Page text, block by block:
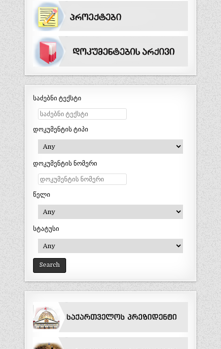
საძებნი ტექსტი
დოკუმენტის ტიპი
დოკუმენტის ნომერი
წელი
სტატუსი